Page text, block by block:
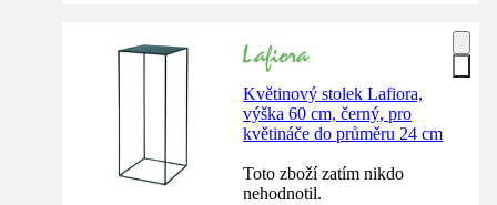
Květinový stolek Lafiora,
výška 60 cm, černý, pro
květináče do průměru 24 cm
Toto zboží zatím nikdo
nehodnotil.